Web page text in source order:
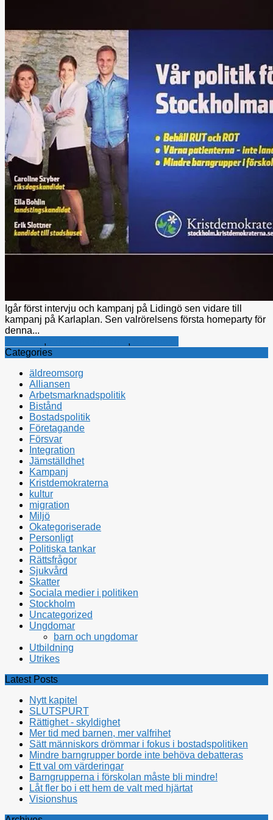
Igår först intervju och kampanj på Lidingö sen vidare till
kampanj på Karlaplan. Sen valrörelsens första homeparty för
denna...
, ,
Categories
äldreomsorg
Alliansen
Arbetsmarknadspolitik
Bistånd
Bostadspolitik
Företagande
Försvar
Integration
Jämställdhet
Kampanj
Kristdemokraterna
kultur
migration
Miljö
Okategoriserade
Personligt
Politiska tankar
Rättsfrågor
Sjukvård
Skatter
Sociala medier i politiken
Stockholm
Uncategorized
Ungdomar
barn och ungdomar
Utbildning
Utrikes
Latest Posts
Nytt kapitel
SLUTSPURT
Rättighet - skyldighet
Mer tid med barnen, mer valfrihet
Sätt människors drömmar i fokus i bostadspolitiken
Mindre barngrupper borde inte behöva debatteras
Ett val om värderingar
Barngrupperna i förskolan måste bli mindre!
Låt fler bo i ett hem de valt med hjärtat
Visionshus